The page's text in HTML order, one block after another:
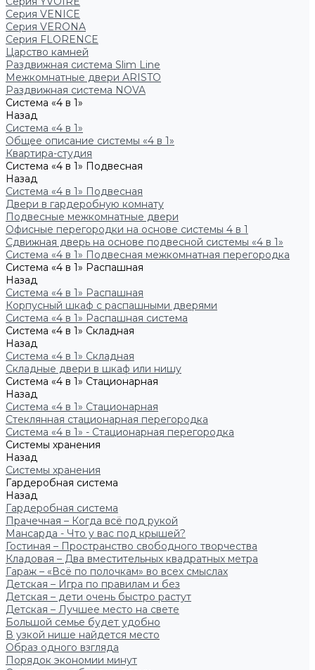
Серия VENICE
Серия VERONA
Серия FLORENCE
Царство камней
Раздвижная система Slim Line
Межкомнатные двери ARISTO
Раздвижная система NOVA
Система «4 в 1»
Назад
Система «4 в 1»
Общее описание системы «4 в 1»
Квартира-студия
Система «4 в 1» Подвесная
Назад
Система «4 в 1» Подвесная
Двери в гардеробную комнату
Подвесные межкомнатные двери
Офисные перегородки на основе системы 4 в 1
Сдвижная дверь на основе подвесной системы «4 в 1»
Система «4 в 1» Подвесная межкомнатная перегородка
Система «4 в 1» Распашная
Назад
Система «4 в 1» Распашная
Корпусный шкаф с распашными дверями
Система «4 в 1» Распашная система
Система «4 в 1» Складная
Назад
Система «4 в 1» Складная
Складные двери в шкаф или нишу
Система «4 в 1» Стационарная
Назад
Система «4 в 1» Стационарная
Стеклянная стационарная перегородка
Система «4 в 1» - Стационарная перегородка
Системы хранения
Назад
Системы хранения
Гардеробная система
Назад
Гардеробная система
Прачечная – Когда всё под рукой
Мансарда - Что у вас под крышей?
Гостиная – Пространство свободного творчества
Кладовая – Два вместительных квадратных метра
Гараж – «Всё по полочкам» во всех смыслах
Детская – Игра по правилам и без
Детская – дети очень быстро растут
Детская – Лучшее место на свете
Большой семье будет удобно
В узкой нише найдется место
Образ одного взгляда
Порядок экономии минут